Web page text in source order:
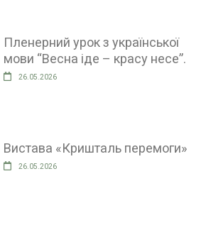
Пленерний урок з української
мови “Весна іде – красу несе”.
26.05.2026
Вистава «Кришталь перемоги»
26.05.2026